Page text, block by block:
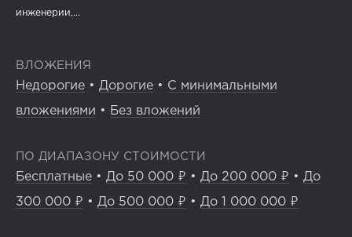
инженерии,...
ВЛОЖЕНИЯ
Недорогие • Дорогие • С минимальными
вложениями • Без вложений
ПО ДИАПАЗОНУ СТОИМОСТИ
Бесплатные • До 50 000 ₽ • До 200 000 ₽ • До
300 000 ₽ • До 500 000 ₽ • До 1 000 000 ₽